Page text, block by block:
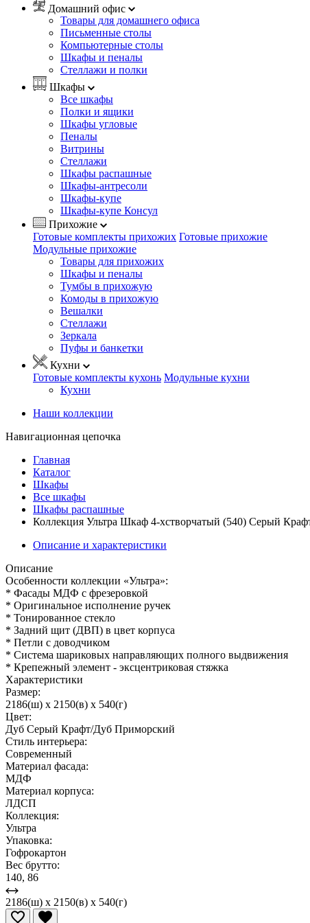
Домашний офис
Товары для домашнего офиса
Письменные столы
Компьютерные столы
Шкафы и пеналы
Стеллажи и полки
Шкафы
Все шкафы
Полки и ящики
Шкафы угловые
Пеналы
Витрины
Стеллажи
Шкафы распашные
Шкафы-антресоли
Шкафы-купе
Шкафы-купе Консул
Прихожие
Готовые комплекты прихожих Готовые прихожие
Модульные прихожие
Товары для прихожих
Шкафы и пеналы
Тумбы в прихожую
Комоды в прихожую
Вешалки
Стеллажи
Зеркала
Пуфы и банкетки
Кухни
Готовые комплекты кухонь Модульные кухни
Кухни
Наши коллекции
Навигационная цепочка
Главная
Каталог
Шкафы
Все шкафы
Шкафы распашные
Коллекция Ультра Шкаф 4-хстворчатый (540) Серый
Описание и характеристики
Описание
Особенности коллекции «Ультра»:
* Фасады МДФ с фрезеровкой
* Оригинальное исполнение ручек
* Тонированное стекло
* Задний щит (ДВП) в цвет корпуса
* Петли с доводчиком
* Система шариковых направляющих полного выдвижения
* Крепежный элемент - эксцентриковая стяжка
Характеристики
Размер:
2186(ш) x 2150(в) x 540(г)
Цвет:
Дуб Серый Крафт/Дуб Приморский
Стиль интерьера:
Современный
Материал фасада:
МДФ
Материал корпуса:
ЛДСП
Коллекция:
Ультра
Упаковка:
Гофрокартон
Вес брутто:
140, 86
2186(ш) x 2150(в) x 540(г)